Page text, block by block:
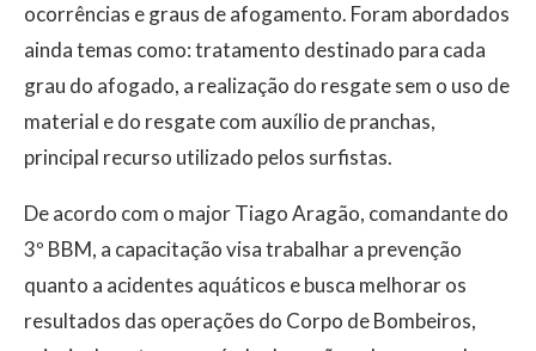
ocorrências e graus de afogamento. Foram abordados
ainda temas como: tratamento destinado para cada
grau do afogado, a realização do resgate sem o uso de
material e do resgate com auxílio de pranchas,
principal recurso utilizado pelos surfistas.
De acordo com o major Tiago Aragão, comandante do
3º BBM, a capacitação visa trabalhar a prevenção
quanto a acidentes aquáticos e busca melhorar os
resultados das operações do Corpo de Bombeiros,